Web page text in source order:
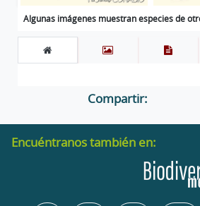
Algunas imágenes muestran especies de
Compartir:
Encuéntranos también en: